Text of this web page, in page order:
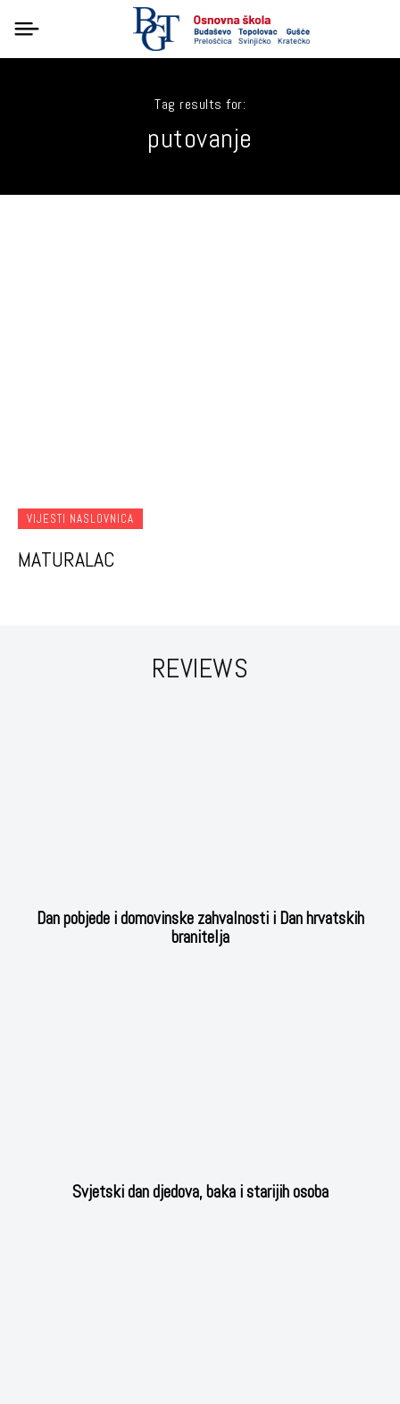
Tag results for:
putovanje
VIJESTI NASLOVNICA
MATURALAC
REVIEWS
Dan pobjede i domovinske zahvalnosti i Dan hrvatskih
branitelja
Svjetski dan djedova, baka i starijih osoba